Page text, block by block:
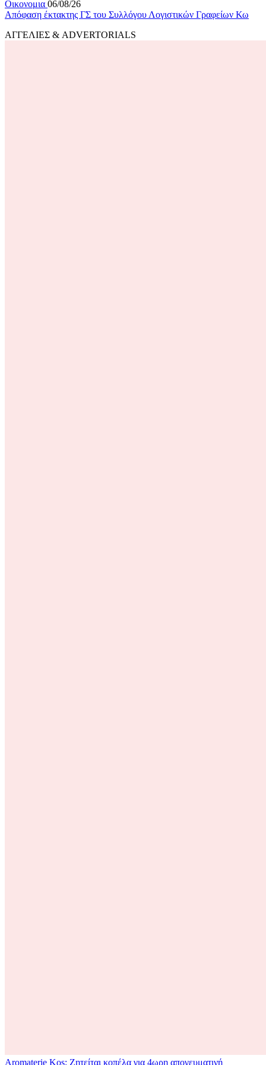
Οικονομια 06/08/26
Απόφαση έκτακτης ΓΣ του Συλλόγου Λογιστικών Γραφείων Κω
ΑΓΓΕΛΙΕΣ & ADVERTORIALS
Aromaterie Kos: Ζητείται κοπέλα για 4ωρη απογευματινή